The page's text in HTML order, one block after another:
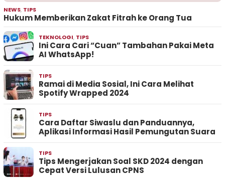
NEWS, TIPS
Hukum Memberikan Zakat Fitrah ke Orang Tua
TEKNOLOGI, TIPS
Ini Cara Cari “Cuan” Tambahan Pakai Meta
AI WhatsApp!
TIPS
Ramai di Media Sosial, Ini Cara Melihat
Spotify Wrapped 2024
TIPS
Cara Daftar Siwaslu dan Panduannya,
Aplikasi Informasi Hasil Pemungutan Suara
TIPS
Tips Mengerjakan Soal SKD 2024 dengan
Cepat Versi Lulusan CPNS